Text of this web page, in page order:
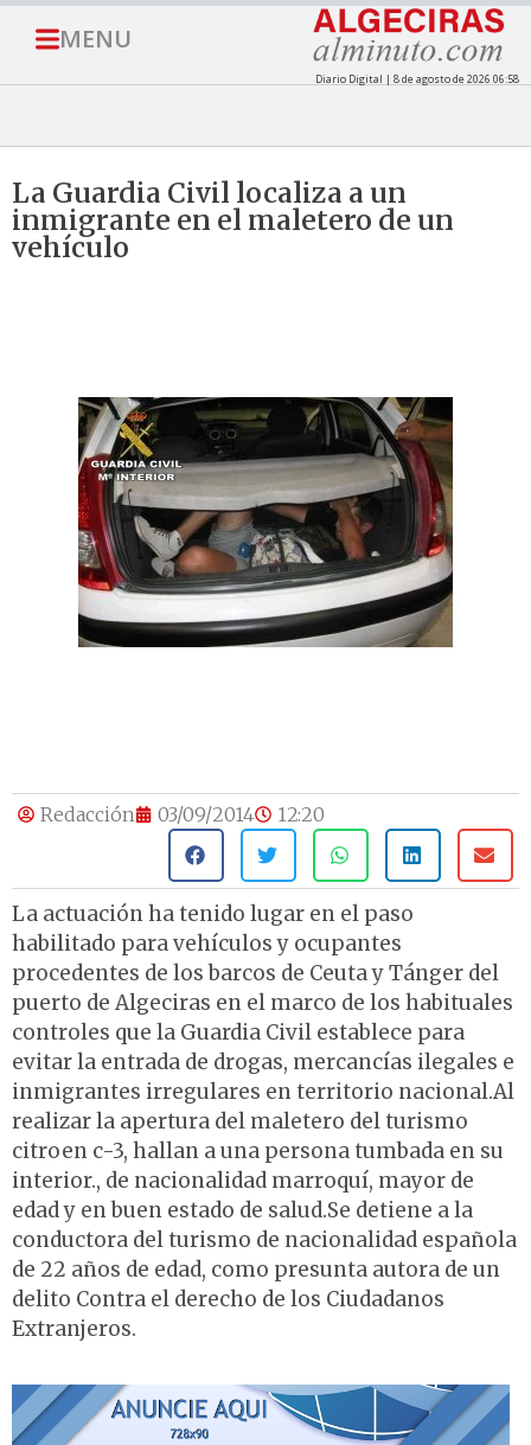
MENU
Diario Digital | 8 de agosto de 2026 06:58
La Guardia Civil localiza a un
inmigrante en el maletero de un
vehículo
Redacción 03/09/2014 12:20
La actuación ha tenido lugar en el paso
habilitado para vehículos y ocupantes
procedentes de los barcos de Ceuta y Tánger del
puerto de Algeciras en el marco de los habituales
controles que la Guardia Civil establece para
evitar la entrada de drogas, mercancías ilegales e
inmigrantes irregulares en territorio nacional.Al
realizar la apertura del maletero del turismo
citroen c-3, hallan a una persona tumbada en su
interior., de nacionalidad marroquí, mayor de
edad y en buen estado de salud.Se detiene a la
conductora del turismo de nacionalidad española
de 22 años de edad, como presunta autora de un
delito Contra el derecho de los Ciudadanos
Extranjeros.